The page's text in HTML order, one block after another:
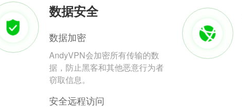
数据安全
数据加密
AndyVPN会加密所有传输的数
据，防止黑客和其他恶意行为者
窃取信息。
安全远程访问